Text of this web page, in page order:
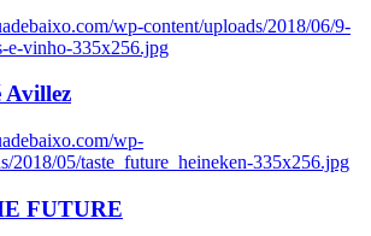
wp-content/uploads/2018/06/9-
e-vinho-335x256.jpg
Avillez
wp-
2018/05/taste_future_heineken-335x256.jpg
FUTURE